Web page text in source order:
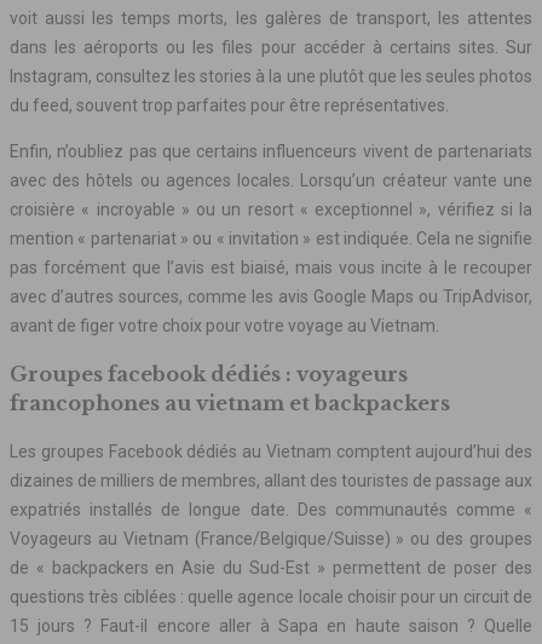
voit aussi les temps morts, les galères de transport, les attentes
dans les aéroports ou les files pour accéder à certains sites. Sur
Instagram, consultez les stories à la une plutôt que les seules photos
du feed, souvent trop parfaites pour être représentatives.
Enfin, n’oubliez pas que certains influenceurs vivent de partenariats
avec des hôtels ou agences locales. Lorsqu’un créateur vante une
croisière « incroyable » ou un resort « exceptionnel », vérifiez si la
mention « partenariat » ou « invitation » est indiquée. Cela ne signifie
pas forcément que l’avis est biaisé, mais vous incite à le recouper
avec d’autres sources, comme les avis Google Maps ou TripAdvisor,
avant de figer votre choix pour votre voyage au Vietnam.
Groupes facebook dédiés : voyageurs
francophones au vietnam et backpackers
Les groupes Facebook dédiés au Vietnam comptent aujourd’hui des
dizaines de milliers de membres, allant des touristes de passage aux
expatriés installés de longue date. Des communautés comme «
Voyageurs au Vietnam (France/Belgique/Suisse) » ou des groupes
de « backpackers en Asie du Sud-Est » permettent de poser des
questions très ciblées : quelle agence locale choisir pour un circuit de
15 jours ? Faut-il encore aller à Sapa en haute saison ? Quelle